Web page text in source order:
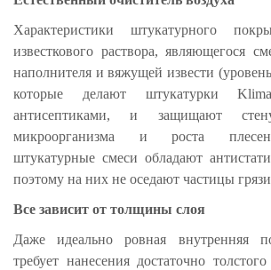
Характеристики штукатурного
известкового раствора, являющегося
наполнителя и вяжущей извести
которые делают штукатурки
антисептиками, и защищают
микроорганизма и роста
штукатурные смеси обладают
поэтому на них не оседают частицы
Все зависит от толщины слоя
Даже идеально ровная внутренняя
требует нанесения достаточно